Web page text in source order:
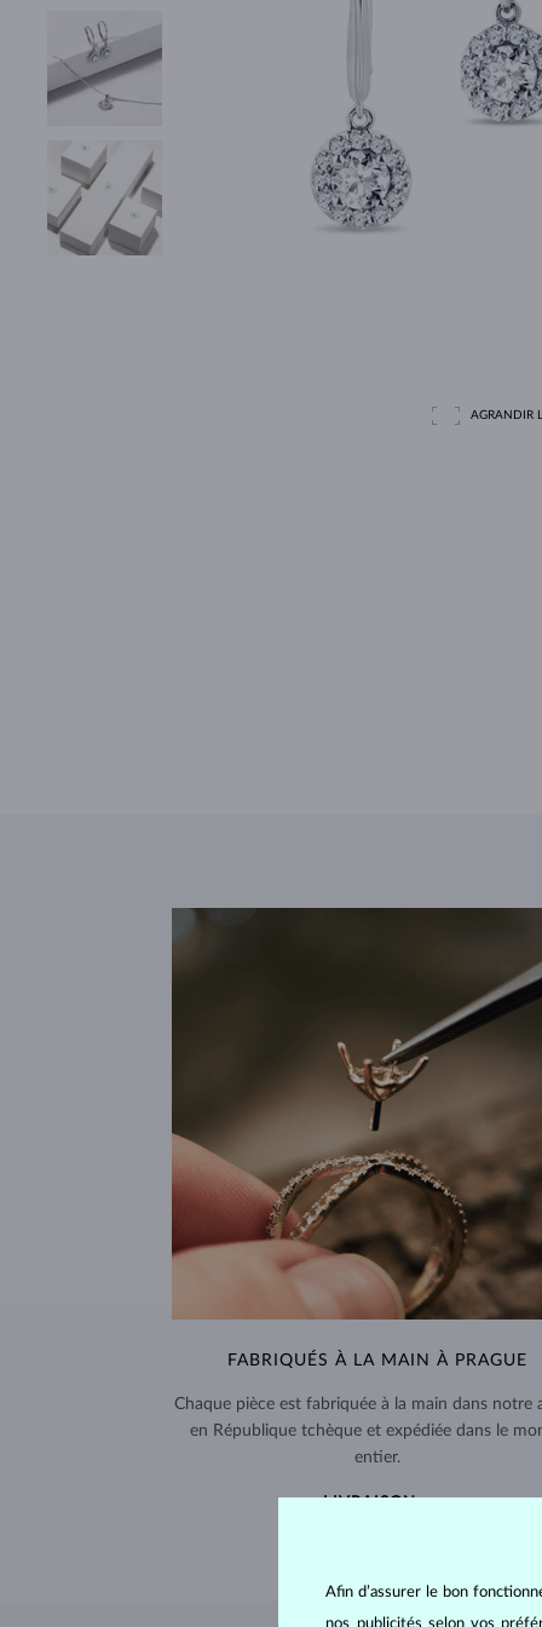
AGRANDIR
FABRIQUÉS À LA MAIN À PRAGUE
Chaque pièce est fabriquée à la main dans notre
en République tchèque et expédiée dans le
entier.
LIVRAISON >
Afin d’assurer le bon
nos publicités selon vos